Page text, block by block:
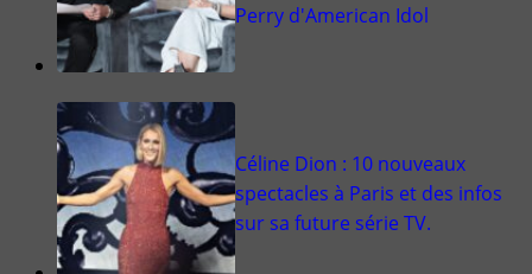
Perry d'American Idol
Céline Dion : 10 nouveaux
spectacles à Paris et des infos
sur sa future série TV.